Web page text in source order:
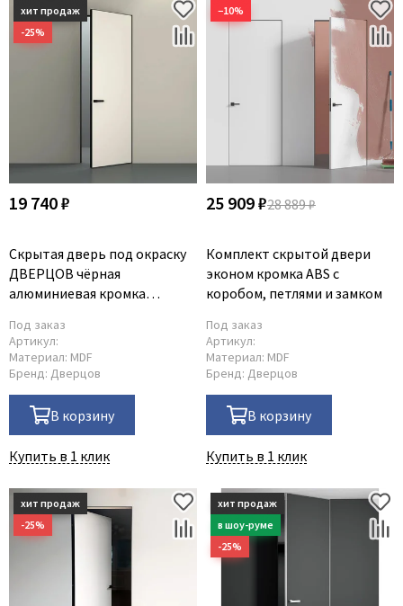
19 740 ₽
Скрытая дверь под окраску
ДВЕРЦОВ чёрная
алюминиевая кромка
Под заказ
Артикул:
Материал: MDF
Бренд: Дверцов
В корзину
Купить в 1 клик
−10%
25 909 ₽28 889 ₽
Комплект скрытой двери
эконом кромка ABS с
коробом, петлями и замком
Под заказ
Артикул:
Материал: MDF
Бренд: Дверцов
В корзину
Купить в 1 клик